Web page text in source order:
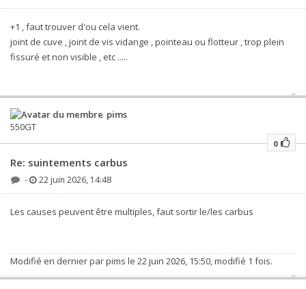
+1 , faut trouver d'ou cela vient.
joint de cuve , joint de vis vidange , pointeau ou flotteur , trop plein
fissuré et non visible , etc .....
pims
550GT
Re: suintements carbus
- 22 juin 2026, 14:48
Les causes peuvent être multiples, faut sortir le/les carbus
Modifié en dernier parpims le 22 juin 2026, 15:50, modifié 1 fois.
0